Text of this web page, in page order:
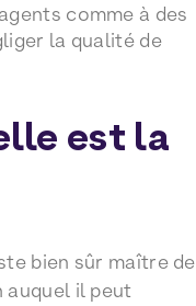
comme à des
la qualité de
est la
bien sûr maître de
auquel il peut